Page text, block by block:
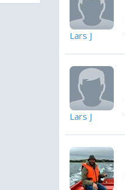
Lars J
Lars J